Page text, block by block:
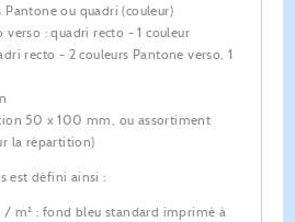
Pantone ou quadri (couleur)
verso : quadri recto - 1 couleur
recto - 2 couleurs Pantone verso, 1
50 x 100 mm, ou assortiment
la répartition)
est défini ainsi :
m² : fond bleu standard imprimé à